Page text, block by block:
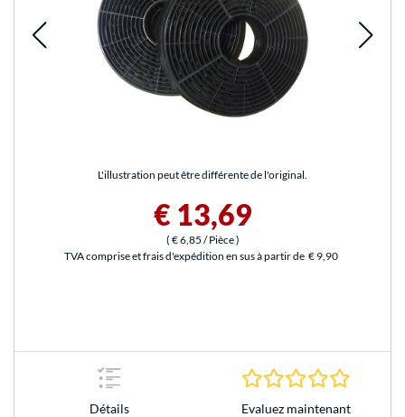
L'illustration peut être différente de l'original.
€ 13,69
( € 6,85 / Pièce)
TVA comprise et frais d'expédition en sus à partir de € 9,90
Détails Evaluez maintenant